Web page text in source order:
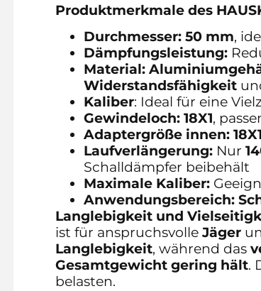
Produktmerkmale des
Durchmesser: 50 mm,
Dämpfungsleistung:
Material:
Widerstandsfähigkeit
Kaliber: Ideal für eine
Gewindeloch: 18X1,
Adaptergröße innen: 18X1
Laufverlängerung:Nur
Schalldämpfer beibehält
Maximale Kaliber:
Anwendungsbereich:
Langlebigkeit und
ist für anspruchsvolleJäger
Langlebigkeit, während das
Gesamtgewicht gering hält.
belasten.